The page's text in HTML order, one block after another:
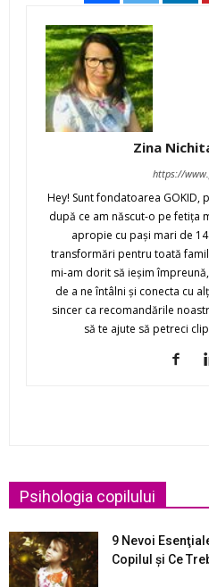
Zina
https://
Hey! Sunt fondatoarea GOKID,
după ce am născut-o pe fetiţa
apropie cu paşi mari de
transformări pentru toată
mi-am dorit să ieşim
de a ne întâlni şi conecta cu
sincer ca recomandările
să te ajute să petreci
Psihologia copilului
9 Nevoi
Copilul şi Ce